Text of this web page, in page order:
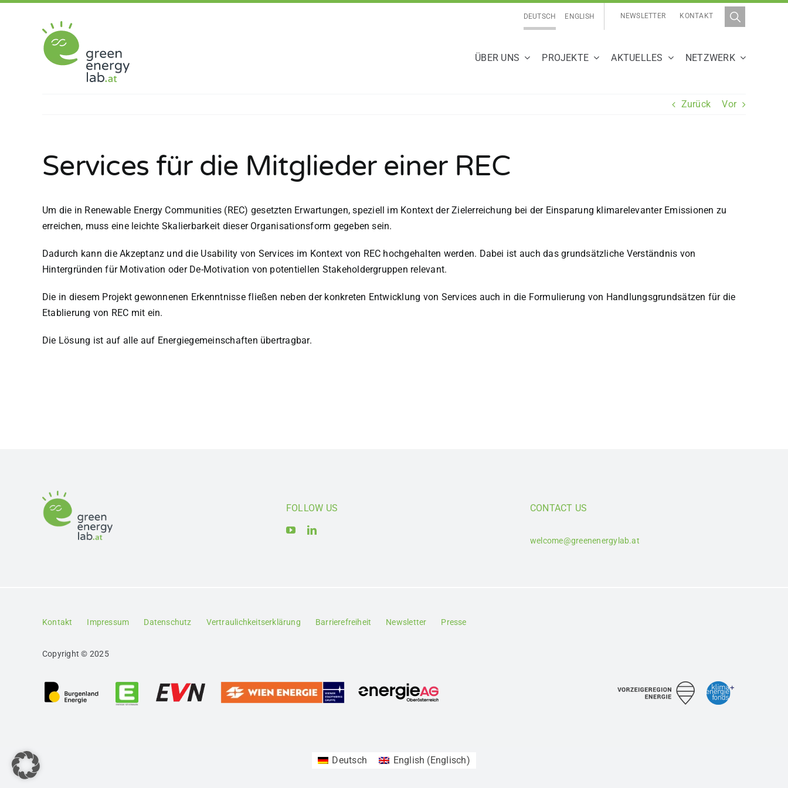
NEWSLETTER KONTAKT
DEUTSCH ENGLISH
ÜBER UNS PROJEKTE AKTUELLES NETZWERK
Zurück Vor
Services für die Mitglieder einer REC
Um die in Renewable Energy Communities (REC) gesetzten Erwartungen, speziell im Kontext der Zielerreichung bei der Einsparung klimarelevanter Emissionen zu
erreichen, muss eine leichte Skalierbarkeit dieser Organisationsform gegeben sein.
Dadurch kann die Akzeptanz und die Usability von Services im Kontext von REC hochgehalten werden. Dabei ist auch das grundsätzliche Verständnis von
Hintergründen für Motivation oder De-Motivation von potentiellen Stakeholdergruppen relevant.
Die in diesem Projekt gewonnenen Erkenntnisse fließen neben der konkreten Entwicklung von Services auch in die Formulierung von Handlungsgrundsätzen für die
Etablierung von REC mit ein.
Die Lösung ist auf alle auf Energiegemeinschaften übertragbar.
FOLLOW US CONTACT US
welcome@greenenergylab.at
Kontakt Impressum Datenschutz Vertraulichkeitserklärung Barrierefreiheit Newsletter Presse
Copyright © 2025
Deutsch English (Englisch)